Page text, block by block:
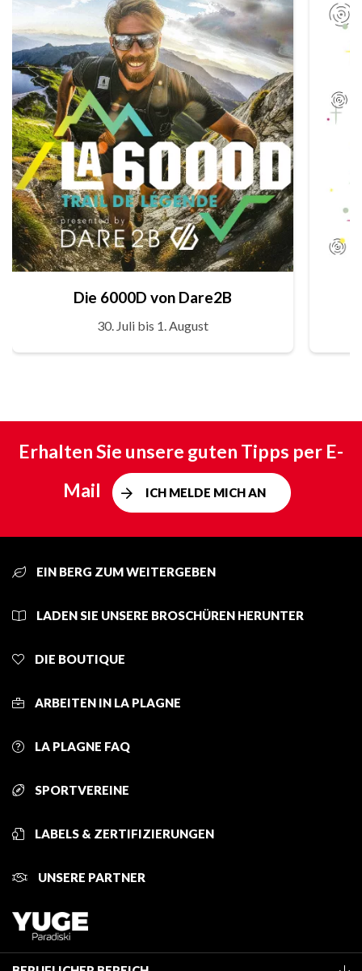
Die 6000D von Dare2B
30. Juli bis 1. August
Erhalten Sie unsere guten Tipps per E-
Mail
ICH MELDE MICH AN
EIN BERG ZUM WEITERGEBEN
LADEN SIE UNSERE BROSCHÜREN HERUNTER
DIE BOUTIQUE
ARBEITEN IN LA PLAGNE
LA PLAGNE FAQ
SPORTVEREINE
LABELS & ZERTIFIZIERUNGEN
UNSERE PARTNER